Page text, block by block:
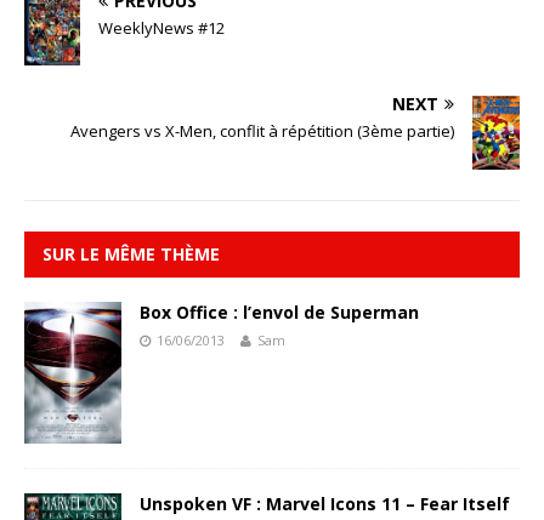
WeeklyNews #12
NEXT
Avengers vs X-Men, conflit à répétition (3ème partie)
SUR LE MÊME THÈME
Box Office : l’envol de Superman
16/06/2013 Sam
Unspoken VF : Marvel Icons 11 – Fear Itself